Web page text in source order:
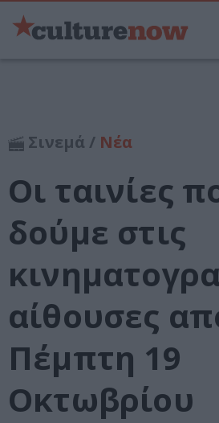
Σινεμά / Νέα
Οι ταινίες
δούμε στις
αίθουσες
Πέμπτη 19
Οκτωβρίου